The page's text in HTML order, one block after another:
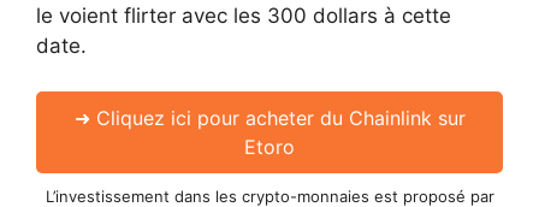
le voient flirter avec les 300 dollars à cette
date.
➜ Cliquez ici pour acheter du Chainlink sur
Etoro
L’investissement dans les crypto-monnaies est proposé par